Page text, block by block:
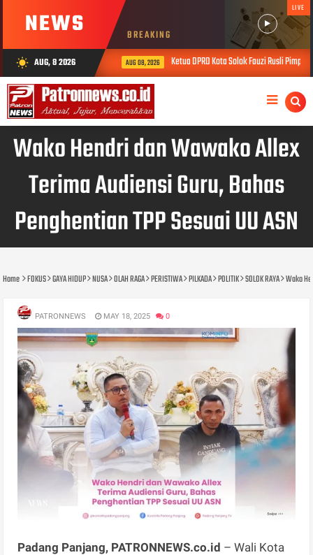
NEWS BREAKING
LIVE
wb_sunny AUG, 8 2026 AUG 08, 2026 Ketua DPRD Kota Solok Fauzi Rusli Pimpin
Wako Hendri dan Wawako Allex
Terima Audiensi Guru, Bahas
Penghentian TPP Sesuai UU ASN
Home FOKUS GAYA HIDUP NUSA OLAH RAGA PERISTIWA PILKADA POLITIK SOLOK RAYA Wako
PATRONNEWS MAY 18, 2025 0
Padang Panjang, PATRONNEWS.co.id – Wali Kota